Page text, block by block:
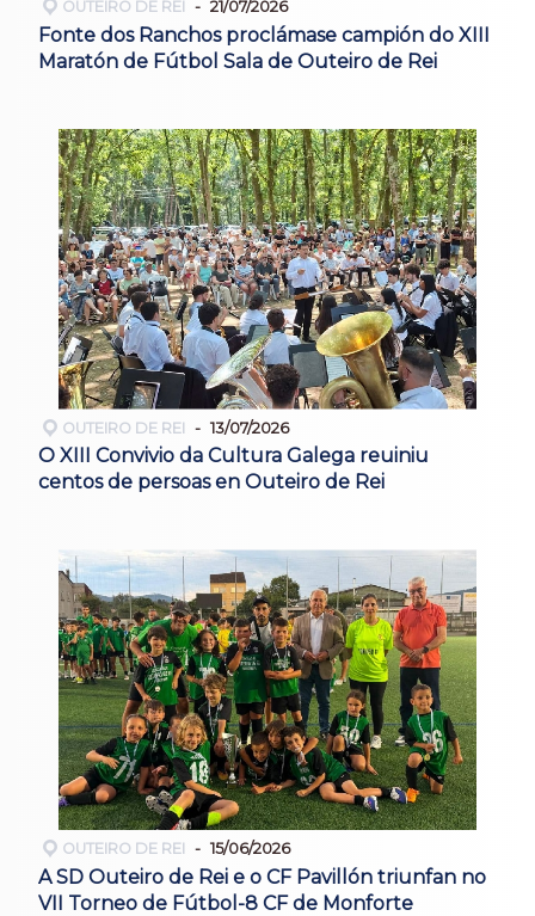
OUTEIRO DE REI 21/07/2026
Fonte dos Ranchos proclámase campión do XIII
Maratón de Fútbol Sala de Outeiro de Rei
OUTEIRO DE REI 13/07/2026
O XIII Convivio da Cultura Galega reuiniu
centos de persoas en Outeiro de Rei
OUTEIRO DE REI 15/06/2026
A SD Outeiro de Rei e o CF Pavillón triunfan no
VII Torneo de Fútbol-8 CF de Monforte